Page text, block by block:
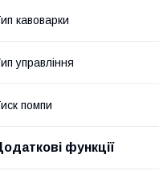
кавоварки
управління
помпи
функції